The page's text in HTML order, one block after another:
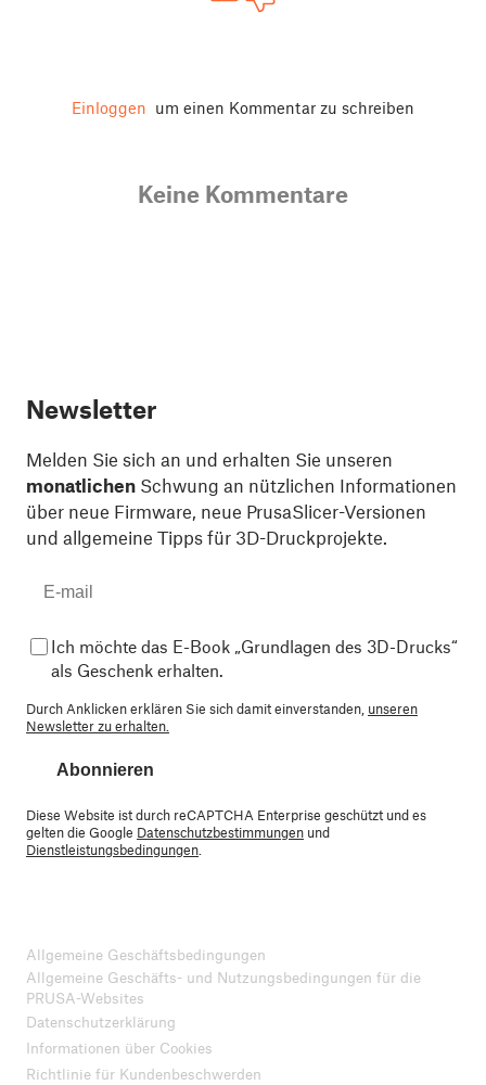
Einloggen um einen Kommentar zu schreiben
Keine Kommentare
Newsletter
Melden Sie sich an und erhalten Sie unseren
monatlichen Schwung an nützlichen Informationen
über neue Firmware, neue PrusaSlicer-Versionen
und allgemeine Tipps für 3D-Druckprojekte.
Ich möchte das E-Book „Grundlagen des 3D-Drucks“
als Geschenk erhalten.
Durch Anklicken erklären Sie sich damit einverstanden, unseren
Newsletter zu erhalten.
Abonnieren
Diese Website ist durch reCAPTCHA Enterprise geschützt und es
gelten die Google Datenschutzbestimmungen und
Dienstleistungsbedingungen
Allgemeine Geschäftsbedingungen
Allgemeine Geschäfts- und Nutzungsbedingungen für die
PRUSA-Websites
Datenschutzerklärung
Informationen über Cookies
Richtlinie für Kundenbeschwerden